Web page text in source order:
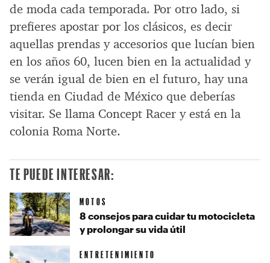
de moda cada temporada. Por otro lado, si
prefieres apostar por los clásicos, es decir
aquellas prendas y accesorios que lucían bien
en los años 60, lucen bien en la actualidad y
se verán igual de bien en el futuro, hay una
tienda en Ciudad de México que deberías
visitar. Se llama Concept Racer y está en la
colonia Roma Norte.
TE PUEDE INTERESAR:
MOTOS
8 consejos para cuidar tu motocicleta
y prolongar su vida útil
ENTRETENIMIENTO